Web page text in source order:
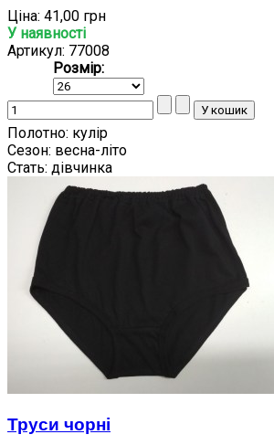
Ціна: 41,00 грн
У наявності
Артикул: 77008
Розмір:
Полотно: кулір
Сезон: весна-літо
Стать: дівчинка
Труси чорні